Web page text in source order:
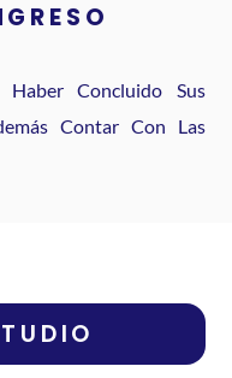
Concluido Sus
Contar Con Las